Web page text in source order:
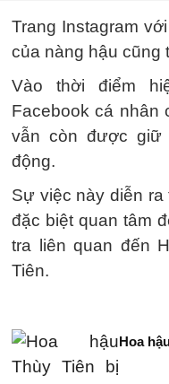
Trang Instagram
của nàng hậu cũng
Vào thời điểm
Facebook cá nhân
vẫn còn được giữ
động.
Sự việc này diễn
đặc biệt quan tâm
tra liên quan đến
Tiên.
Hoa